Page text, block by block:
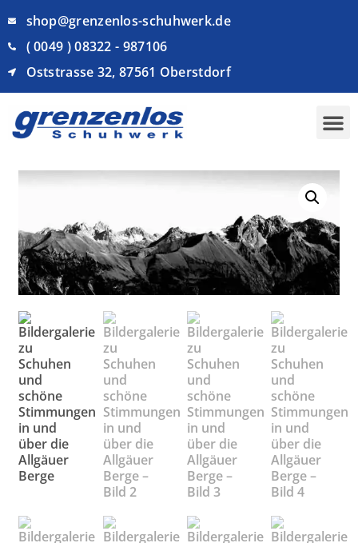
shop@grenzenlos-schuhwerk.de
( 0049 ) 08322 - 987106
Oststrasse 32, 87561 Oberstdorf